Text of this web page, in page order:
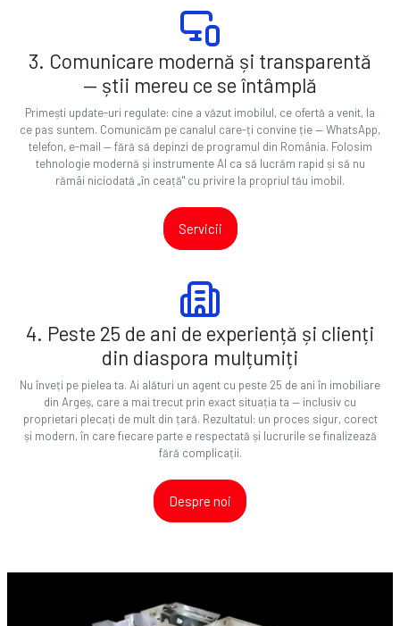
3. Comunicare modernă și transparentă
— știi mereu ce se întâmplă
Primești update-uri regulate: cine a văzut imobilul, ce ofertă a venit, la
ce pas suntem. Comunicăm pe canalul care-ți convine ție — WhatsApp,
telefon, e-mail — fără să depinzi de programul din România. Folosim
tehnologie modernă și instrumente AI ca să lucrăm rapid și să nu
rămâi niciodată „în ceață" cu privire la propriul tău imobil.
Servicii
4. Peste 25 de ani de experiență și clienți
din diaspora mulțumiți
Nu înveți pe pielea ta. Ai alături un agent cu peste 25 de ani în imobiliare
din Argeș, care a mai trecut prin exact situația ta — inclusiv cu
proprietari plecați de mult din țară. Rezultatul: un proces sigur, corect
și modern, în care fiecare parte e respectată și lucrurile se finalizează
fără complicații.
Despre noi